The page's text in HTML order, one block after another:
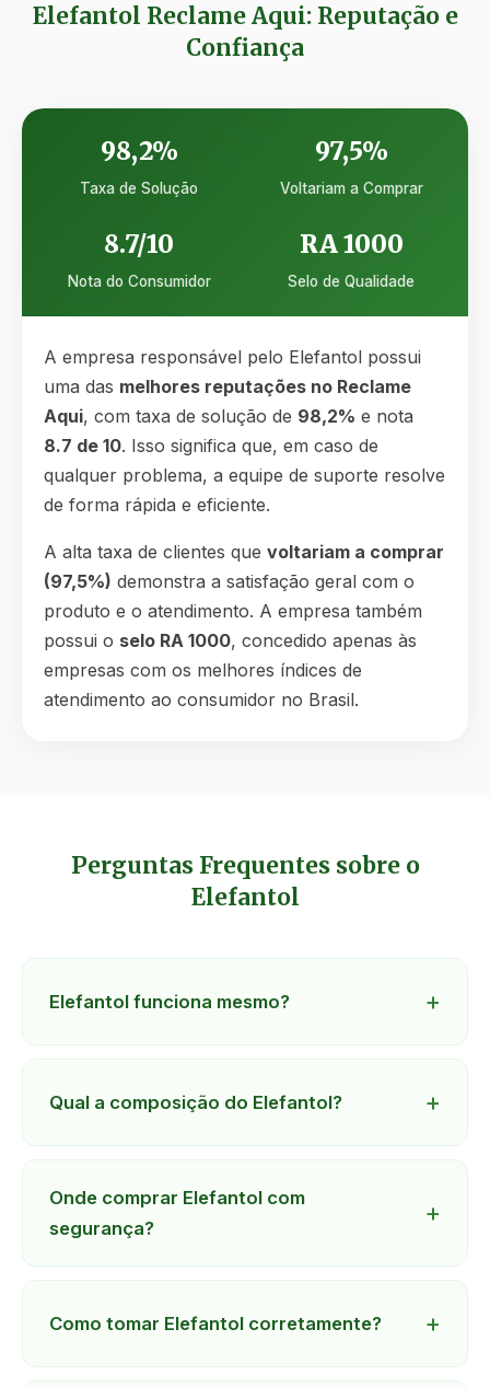
Elefantol Reclame Aqui: Reputação e
Confiança
98,2%
Taxa de Solução
97,5%
Voltariam a Comprar
8.7/10
Nota do Consumidor
RA 1000
Selo de Qualidade
A empresa responsável pelo Elefantol possui
uma das melhores reputações no Reclame
Aqui, com taxa de solução de 98,2% e nota
8.7 de 10. Isso significa que, em caso de
qualquer problema, a equipe de suporte resolve
de forma rápida e eficiente.
A alta taxa de clientes que voltariam a comprar
(97,5%) demonstra a satisfação geral com o
produto e o atendimento. A empresa também
possui o selo RA 1000, concedido apenas às
empresas com os melhores índices de
atendimento ao consumidor no Brasil.
Perguntas Frequentes sobre o
Elefantol
Elefantol funciona mesmo?
Qual a composição do Elefantol?
Onde comprar Elefantol com
segurança?
Como tomar Elefantol corretamente?